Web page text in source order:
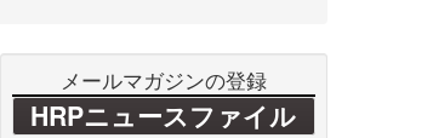
メールマガジンの登録
HRPニュースファイル